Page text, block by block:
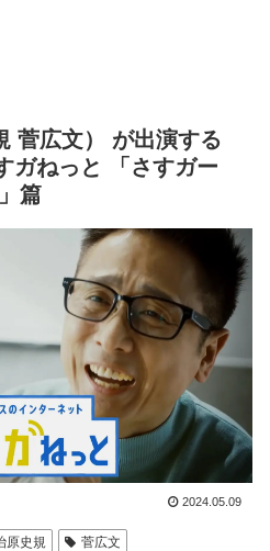
菅広文） が出演する
ガねっと 「さすガー
篇
2024.05.09
原史規 菅広文